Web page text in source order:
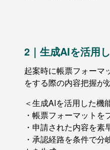
2｜生成AIを活用
起案時に帳票フォーマ
をする際の内容把握が
＜生成AIを活用した機
・帳票フォーマットを
・申請された内容を素
・承認経路を条件で